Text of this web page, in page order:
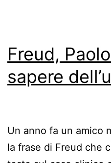
Freud,
sapere
Un anno fa un amico
la frase di Freud che